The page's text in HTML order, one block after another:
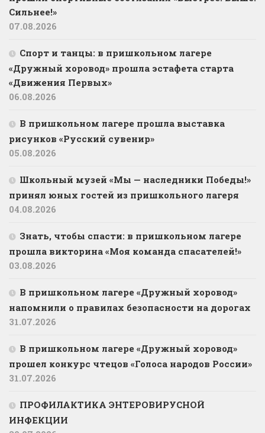
Сильнее!»
07.08.2026
Спорт и танцы: в пришкольном лагере
«Дружный хоровод» прошла эстафета старта
«Движения Первых»
06.08.2026
В пришкольном лагере прошла выставка
рисунков «Русский сувенир»
05.08.2026
Школьный музей «Мы — наследники Победы!»
принял юных гостей из пришкольного лагеря
04.08.2026
Знать, чтобы спасти: в пришкольном лагере
прошла викторина «Моя команда спасателей!»
03.08.2026
В пришкольном лагере «Дружный хоровод»
напомнили о правилах безопасности на дорогах
31.07.2026
В пришкольном лагере «Дружный хоровод»
прошел конкурс чтецов «Голоса народов России»
31.07.2026
ПРОФИЛАКТИКА ЭНТЕРОВИРУСНОЙ
ИНФЕКЦИИ